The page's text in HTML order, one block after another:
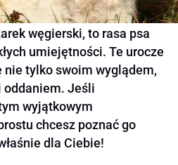
węgierski, to rasa psa
umiejętności. Te urocze
nie tylko swoim wyglądem,
Jeśli
wyjątkowym
chcesz poznać go
dla Ciebie!